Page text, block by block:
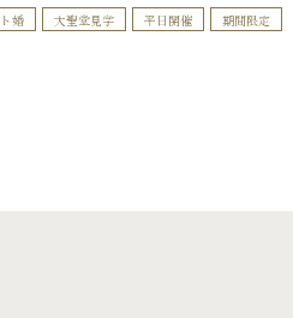
婚 大聖堂見学 平日開催 期間限定